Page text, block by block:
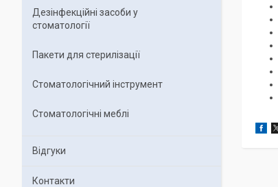
Дезінфекційні засоби у
стоматології
Пакети для стерилізації
Стоматологічний інструмент
Стоматологічні меблі
Відгуки
Контакти